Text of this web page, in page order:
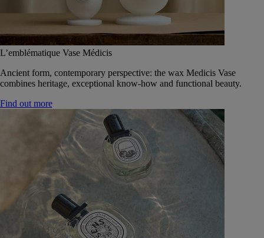
L’emblématique Vase Médicis
Ancient form, contemporary perspective: the wax Medicis Vase
combines heritage, exceptional know-how and functional beauty.
Find out more